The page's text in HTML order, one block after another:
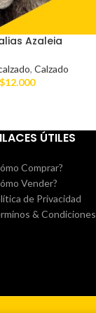
Azaleia
, Calzado
$12.000
ÚTILES
Comprar?
Vender?
de Privacidad
& Condiciones